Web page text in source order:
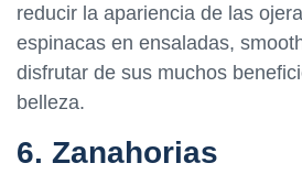
reducir la apariencia de las
espinacas en ensaladas,
disfrutar de sus muchos
belleza.
6. Zanahorias